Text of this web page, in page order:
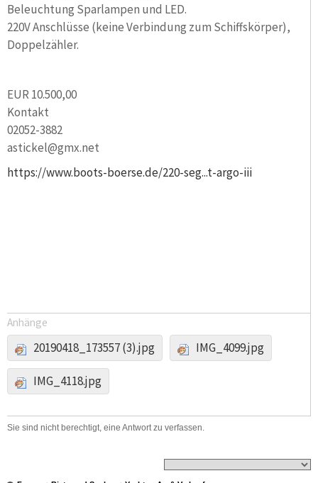
Beleuchtung Sparlampen und LED.
220V Anschlüsse (keine Verbindung zum Schiffskörper),
Doppelzähler.
EUR 10.500,00
Kontakt
02052-3882
astickel@gmx.net
https://www.boots-boerse.de/220-seg...t-argo-iii
Anhänge
20190418_173557 (3).jpg IMG_4099.jpg
IMG_4118.jpg
Sie sind nicht berechtigt, eine Antwort zu verfassen.